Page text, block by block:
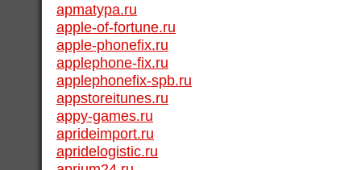
apmatypa.ru
apple-of-fortune.ru
apple-phonefix.ru
applephone-fix.ru
applephonefix-spb.ru
appstoreitunes.ru
appy-games.ru
aprideimport.ru
apridelogistic.ru